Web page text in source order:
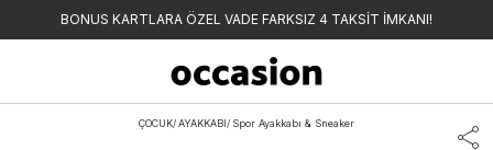
BONUS KARTLARA ÖZEL VADE FARKSIZ 4 TAKSİT İMKANI!
ÇOCUK/AYAKKABI/ Spor Ayakkabı & Sneaker